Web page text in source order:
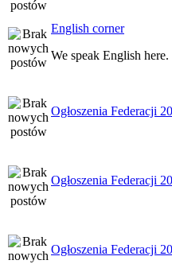
English corner
We speak English here.
Ogłoszenia Federacji
Ogłoszenia Federacji
Ogłoszenia Federacji